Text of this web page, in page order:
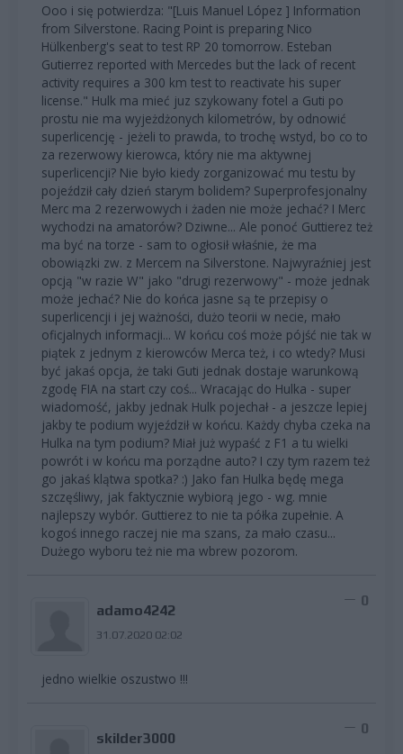
Ooo i się potwierdza: "[Luis Manuel López ] Information
from Silverstone. Racing Point is preparing Nico
Hülkenberg's seat to test RP 20 tomorrow. Esteban
Gutierrez reported with Mercedes but the lack of recent
activity requires a 300 km test to reactivate his super
license." Hulk ma mieć juz szykowany fotel a Guti po
prostu nie ma wyjeżdżonych kilometrów, by odnowić
superlicencję - jeżeli to prawda, to trochę wstyd, bo co to
za rezerwowy kierowca, który nie ma aktywnej
superlicencji? Nie było kiedy zorganizować mu testu by
pojeździł cały dzień starym bolidem? Superprofesjonalny
Merc ma 2 rezerwowych i żaden nie może jechać? I Merc
wychodzi na amatorów? Dziwne... Ale ponoć Guttierez też
ma być na torze - sam to ogłosił właśnie, że ma
obowiązki zw. z Mercem na Silverstone. Najwyraźniej jest
opcją "w razie W" jako "drugi rezerwowy" - może jednak
może jechać? Nie do końca jasne są te przepisy o
superlicencji i jej ważności, dużo teorii w necie, mało
oficjalnych informacji... W końcu coś może pójść nie tak w
piątek z jednym z kierowców Merca też, i co wtedy? Musi
być jakaś opcja, że taki Guti jednak dostaje warunkową
zgodę FIA na start czy coś... Wracając do Hulka - super
wiadomość, jakby jednak Hulk pojechał - a jeszcze lepiej
jakby te podium wyjeździł w końcu. Każdy chyba czeka na
Hulka na tym podium? Miał już wypaść z F1 a tu wielki
powrót i w końcu ma porządne auto? I czy tym razem też
go jakaś klątwa spotka? :) Jako fan Hulka będę mega
szczęśliwy, jak faktycznie wybiorą jego - wg. mnie
najlepszy wybór. Guttierez to nie ta półka zupełnie. A
kogoś innego raczej nie ma szans, za mało czasu...
Dużego wyboru też nie ma wbrew pozorom.
adamo4242
31.07.2020 02:02
0
jedno wielkie oszustwo !!!
skilder3000
0